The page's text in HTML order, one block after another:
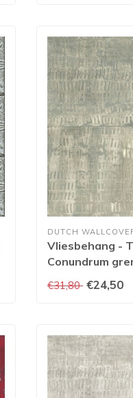
DUTCH
Vliesbehang -
Conundrum
€31,80 €24,50